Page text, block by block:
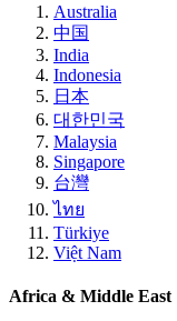
Australia
中国
India
Indonesia
日本
대한민국
Malaysia
Singapore
台灣
ไทย
Türkiye
Việt Nam
Africa & Middle East